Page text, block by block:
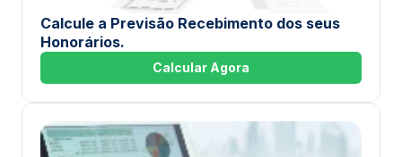
Calcule a Previsão Recebimento dos seus
Honorários.
Calcular Agora